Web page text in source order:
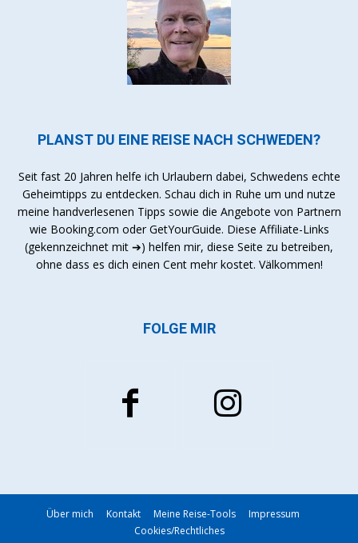
PLANST DU EINE REISE NACH SCHWEDEN?
Seit fast 20 Jahren helfe ich Urlaubern dabei, Schwedens echte
Geheimtipps zu entdecken. Schau dich in Ruhe um und nutze
meine handverlesenen Tipps sowie die Angebote von Partnern
wie Booking.com oder GetYourGuide. Diese Affiliate-Links
(gekennzeichnet mit ➔) helfen mir, diese Seite zu betreiben,
ohne dass es dich einen Cent mehr kostet. Välkommen!
FOLGE MIR
Über mich Kontakt Meine Reise-Tools
Impressum
Cookies/Rechtliches